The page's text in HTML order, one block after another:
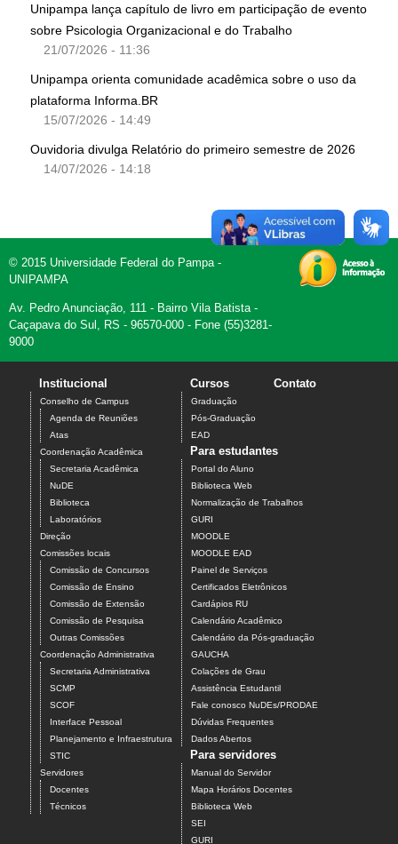
Unipampa lança capítulo de livro em participação de evento
sobre Psicologia Organizacional e do Trabalho
21/07/2026 - 11:36
Unipampa orienta comunidade acadêmica sobre o uso da
plataforma Informa.BR
15/07/2026 - 14:49
Ouvidoria divulga Relatório do primeiro semestre de 2026
14/07/2026 - 14:18
© 2015 Universidade Federal do Pampa -
UNIPAMPA
Av. Pedro Anunciação, 111 - Bairro Vila Batista -
Caçapava do Sul, RS - 96570-000 - Fone (55)3281-
9000
Institucional
Conselho de Campus
Agenda de Reuniões
Atas
Coordenação Acadêmica
Secretaria Acadêmica
NuDE
Biblioteca
Laboratórios
Direção
Comissões locais
Comissão de Concursos
Comissão de Ensino
Comissão de Extensão
Comissão de Pesquisa
Outras Comissões
Coordenação Administrativa
Secretaria Administrativa
SCMP
SCOF
Interface Pessoal
Planejamento e Infraestrutura
STIC
Servidores
Docentes
Técnicos
Cursos
Graduação
Pós-Graduação
EAD
Contato
Para estudantes
Portal do Aluno
Biblioteca Web
Normalização de Trabalhos
GURI
MOODLE
MOODLE EAD
Painel de Serviços
Certificados Eletrônicos
Cardápios RU
Calendário Acadêmico
Calendário da Pós-graduação
GAUCHA
Colações de Grau
Assistência Estudantil
Fale conosco NuDEs/PRODAE
Dúvidas Frequentes
Dados Abertos
Para servidores
Manual do Servidor
Mapa Horários Docentes
Biblioteca Web
SEI
GURI